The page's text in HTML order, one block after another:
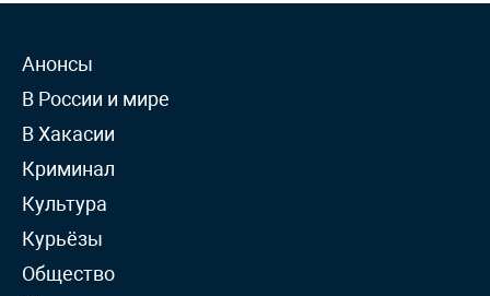
Анонсы
В России и мире
В Хакасии
Криминал
Культура
Курьёзы
Общество